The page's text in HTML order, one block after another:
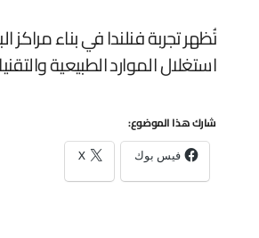
تُظهر تجربة فنلندا في بناء
استغلال الموارد الطبيعية
شارك هذا الموضوع:
فيس بوك X